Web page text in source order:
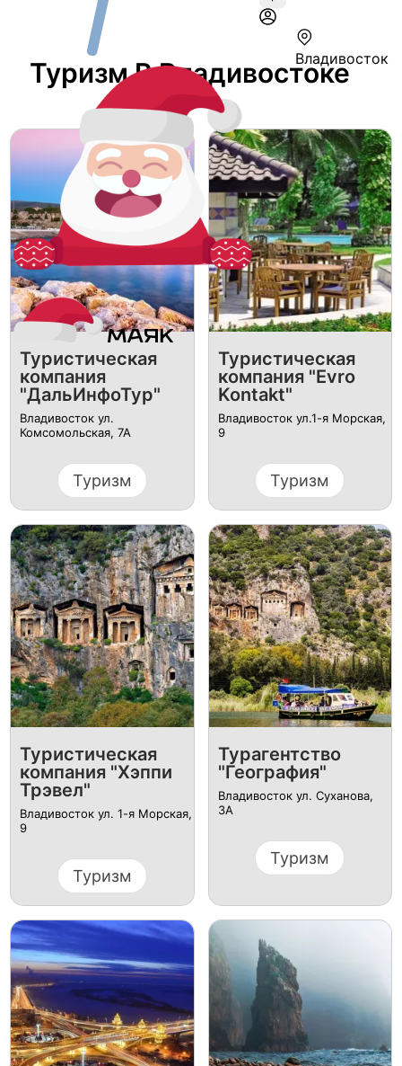
Владивосток
Туризм В Владивостоке
Туристическая
компания
"ДальИнфоТур"
Владивосток ул.
Комсомольская, 7А
Туризм
Туристическая
компания "Evro
Kontakt"
Владивосток ул.1-я Морская,
9
Туризм
Туристическая
компания "Хэппи
Трэвел"
Владивосток ул. 1-я Морская,
9
Туризм
Турагентство
"География"
Владивосток ул. Суханова,
3А
Туризм